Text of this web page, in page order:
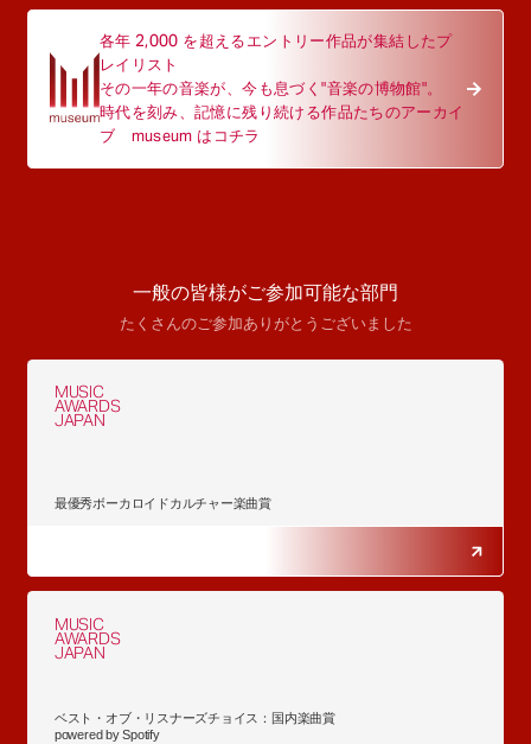
各年 2,000 を超えるエントリー作品が集結したプ
レイリスト
その一年の音楽が、今も息づく"音楽の博物館"。
時代を刻み、記憶に残り続ける作品たちのアーカイ
ブ museum はコチラ
一般の皆様がご参加可能な部門
たくさんのご参加ありがとうございました
MUSIC
AWARDS
JAPAN
最優秀ボーカロイドカルチャー楽曲賞
MUSIC
AWARDS
JAPAN
ベスト・オブ・リスナーズチョイス：国内楽曲賞
powered by Spotify